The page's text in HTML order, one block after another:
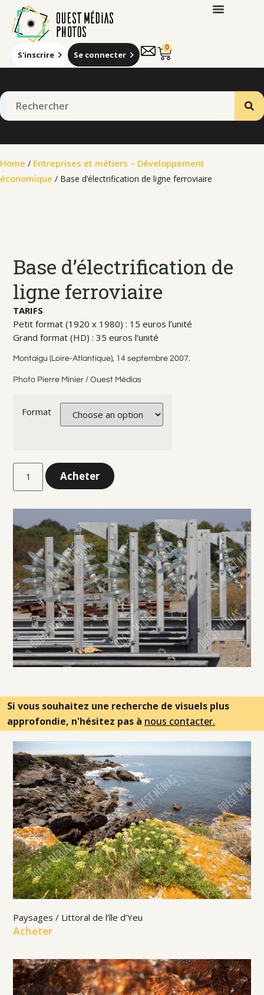
S'inscrire Se connecter
0
Home / Entreprises et métiers – Développement
économique / Base d’électrification de ligne ferroviaire
Base d’électrification de
ligne ferroviaire
TARIFS
Petit format (1920 x 1980) : 15 euros l’unité
Grand format (HD) : 35 euros l’unité
Montaigu (Loire-Atlantique), 14 septembre 2007.
Photo Pierre Minier / Ouest Médias
Format
Acheter
Si vous souhaitez une recherche de visuels plus
approfondie, n'hésitez pas à nous contacter.
Paysages / Littoral de l’île d’Yeu
Acheter